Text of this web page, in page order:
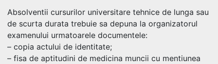
Absolventii cursurilor universitare tehnice de lunga sau
de scurta durata trebuie sa depuna la organizatorul
examenului urmatoarele documentele:
– copia actului de identitate;
– fisa de aptitudini de medicina muncii cu mentiunea